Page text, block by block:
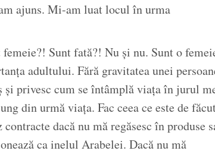
ajuns. Mi-am luat locul în urma
Sunt fată?! Nu și nu. Sunt o
adultului. Fără gravitatea unei
și privesc cum se întâmplă viața în jurul
din urmă viața. Fac ceea ce este de
dacă nu mă regăsesc în produse
ca inelul Arabelei. Dacă nu mă